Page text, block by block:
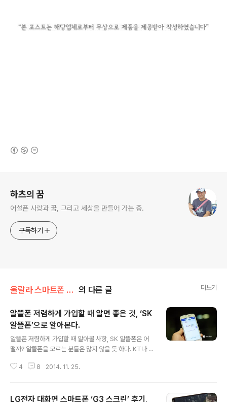
하츠의 꿈
어설픈 사랑과 꿈, 그리고 세상을 만들어 가는 중.
구독하기
울랄라 스마트폰 리뷰 의 다른 글 더보기
알뜰폰 저렴하게 가입할 때 알면 좋은 것, ‘SK
알뜰폰’으로 알아본다.
알뜰폰 저렴하게 가입할 때 알아볼 사항, SK 알뜰폰은 어
떨까? 알뜰폰을 모르는 분들은 많지 않을 듯 하다. KT나 S
매하는 폰으로 기간통신망에 비해 요금이 저렴하고 기간망
J헬로모바일 등이 있으며 이미 400만명의 가입자를 확보
4 8 2014. 11. 25.
LG전자 대화면 스마트폰 ‘G3 스크린’ 후기,